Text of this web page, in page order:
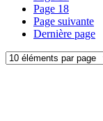
Page 18
Page suivante
Dernière page